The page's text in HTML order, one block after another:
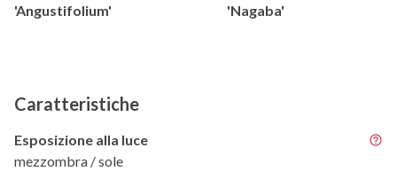
'Angustifolium'
'Nagaba'
Caratteristiche
Esposizione alla luce
mezzombra / sole